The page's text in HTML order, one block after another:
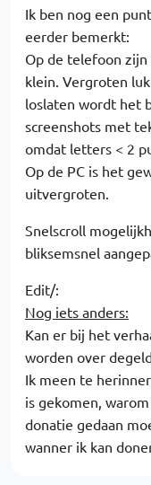
Ik ben nog een
eerder bemerkt:
Op de telefoon zijn
klein. Vergroten
loslaten wordt het
screenshots met
omdat letters < 2
Op de PC is het
uitvergroten.
Snelscroll
bliksemsnel
Edit/:
Nog iets anders:
Kan er bij het
worden over
Ik meen te
is gekomen,
donatie gedaan
wanner ik kan